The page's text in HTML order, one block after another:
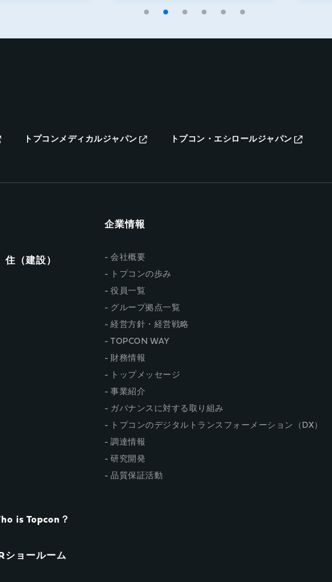
トプコンメディカルジャパン トプコン・エシロールジャパン
住（建設）
企業情報
会社概要
トプコンの歩み
役員一覧
グループ拠点一覧
経営方針・経営戦略
TOPCON WAY
財務情報
トップメッセージ
事業紹介
ガバナンスに対する取り組み
トプコンのデジタルトランスフォーメーション（DX）
調達情報
研究開発
品質保証活動
is Topcon？
ショールーム